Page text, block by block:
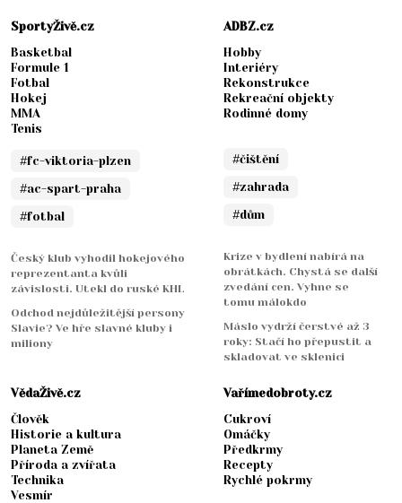
SportyŽivě.cz
Basketbal
Formule 1
Fotbal
Hokej
MMA
Tenis
#fc-viktoria-plzen
#ac-spart-praha
#fotbal
Český klub vyhodil hokejového
reprezentanta kvůli
závislosti. Utekl do ruské KHL
Odchod nejdůležitější persony
Slavie? Ve hře slavné kluby i
miliony
ADBZ.cz
Hobby
Interiéry
Rekonstrukce
Rekreační objekty
Rodinné domy
#čištění
#zahrada
#dům
Krize v bydlení nabírá na
obrátkách. Chystá se další
zvedání cen. Vyhne se
tomu málokdo
Máslo vydrží čerstvé až 3
roky: Stačí ho přepustit a
skladovat ve sklenici
VědaŽivě.cz
Člověk
Historie a kultura
Planeta Země
Příroda a zvířata
Technika
Vesmír
Vařímedobroty.cz
Cukroví
Omáčky
Předkrmy
Recepty
Rychlé pokrmy